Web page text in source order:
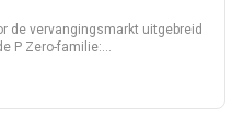
de vervangingsmarkt uitgebreid
P Zero-familie:…